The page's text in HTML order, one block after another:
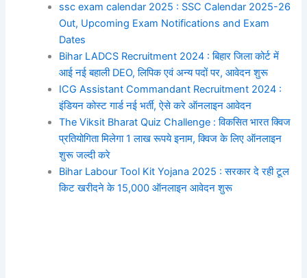
ssc exam calendar 2025 : SSC Calendar 2025-26
Out, Upcoming Exam Notifications and Exam
Dates
Bihar LADCS Recruitment 2024 : बिहार जिला कोर्ट में
आई नई बहाली DEO, लिपिक एवं अन्य पदों पर, आवेदन शुरू
ICG Assistant Commandant Recruitment 2024 :
इंडियन कोस्ट गार्ड नई भर्ती, ऐसे करे ऑनलाइन आवेदन
The Viksit Bharat Quiz Challenge : विकसित भारत क्विज
प्रतियोगिता मिलेगा 1 लाख रूपये इनाम, क्विज के लिए ऑनलाइन
शुरू जल्दी करे
Bihar Labour Tool Kit Yojana 2025 : सरकार दे रही टूल
किट खरीदने के 15,000 ऑनलाइन आवेदन शुरू